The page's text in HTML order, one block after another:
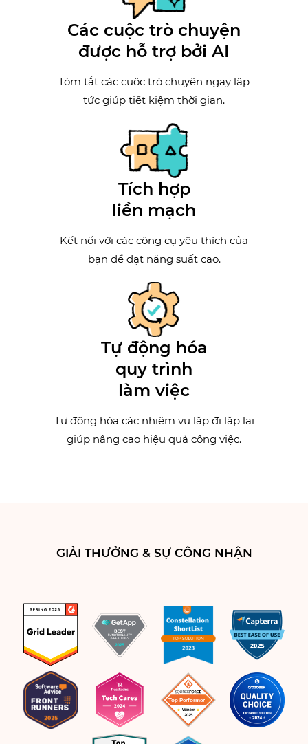
Các cuộc trò chuyện
được hỗ trợ bởi AI
Tóm tắt các cuộc trò chuyện ngay lập
tức giúp tiết kiệm thời gian.
Tích hợp
liền mạch
Kết nối với các công cụ yêu thích của
bạn để đạt năng suất cao.
Tự động hóa
quy trình
làm việc
Tự động hóa các nhiệm vụ lặp đi lặp lại
giúp nâng cao hiệu quả công việc.
GIẢI THƯỞNG & SỰ CÔNG NHẬN